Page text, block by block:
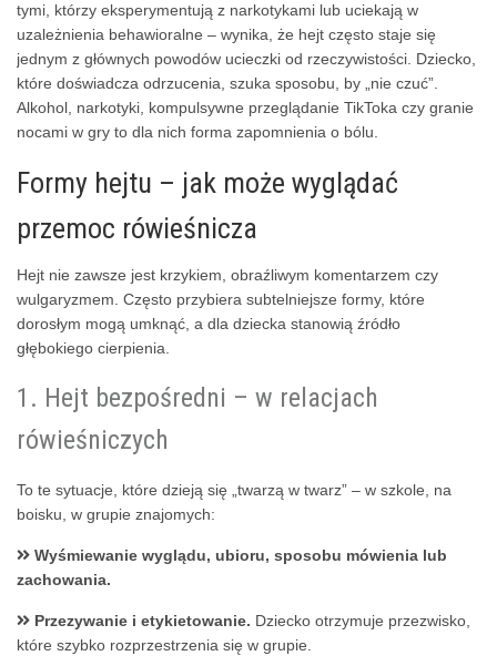
tymi, którzy eksperymentują z narkotykami lub uciekają w
uzależnienia behawioralne – wynika, że hejt często staje się
jednym z głównych powodów ucieczki od rzeczywistości. Dziecko,
które doświadcza odrzucenia, szuka sposobu, by „nie czuć”.
Alkohol, narkotyki, kompulsywne przeglądanie TikToka czy granie
nocami w gry to dla nich forma zapomnienia o bólu.
Formy hejtu – jak może wyglądać
przemoc rówieśnicza
Hejt nie zawsze jest krzykiem, obraźliwym komentarzem czy
wulgaryzmem. Często przybiera subtelniejsze formy, które
dorosłym mogą umknąć, a dla dziecka stanowią źródło
głębokiego cierpienia.
1. Hejt bezpośredni – w relacjach
rówieśniczych
To te sytuacje, które dzieją się „twarzą w twarz” – w szkole, na
boisku, w grupie znajomych:
Wyśmiewanie wyglądu, ubioru, sposobu mówienia lub
zachowania.
Przezywanie i etykietowanie. Dziecko otrzymuje przezwisko,
które szybko rozprzestrzenia się w grupie.